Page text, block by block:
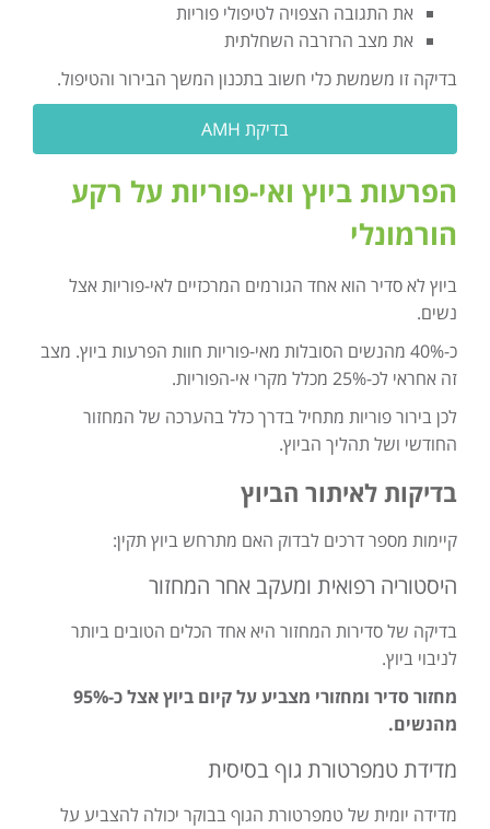
את התגובה הצפויה לטיפולי פוריות
את מצב הרזרבה השחלתית
בדיקה זו משמשת כלי חשוב בתכנון המשך הבירור והטיפול.
בדיקת AMH
הפרעות ביוץ ואי-פוריות על רקע
הורמונלי
ביוץ לא סדיר הוא אחד הגורמים המרכזיים לאי-פוריות אצל
נשים.
כ-40% מהנשים הסובלות מאי-פוריות חוות הפרעות ביוץ. מצב
זה אחראי לכ-25% מכלל מקרי אי-הפוריות.
לכן בירור פוריות מתחיל בדרך כלל בהערכה של המחזור
החודשי ושל תהליך הביוץ.
בדיקות לאיתור הביוץ
קיימות מספר דרכים לבדוק האם מתרחש ביוץ תקין:
היסטוריה רפואית ומעקב אחר המחזור
בדיקה של סדירות המחזור היא אחד הכלים הטובים ביותר
לניבוי ביוץ.
מחזור סדיר ומחזורי מצביע על קיום ביוץ אצל כ-95%
מהנשים.
מדידת טמפרטורת גוף בסיסית
מדידה יומית של טמפרטורת הגוף בבוקר יכולה להצביע על